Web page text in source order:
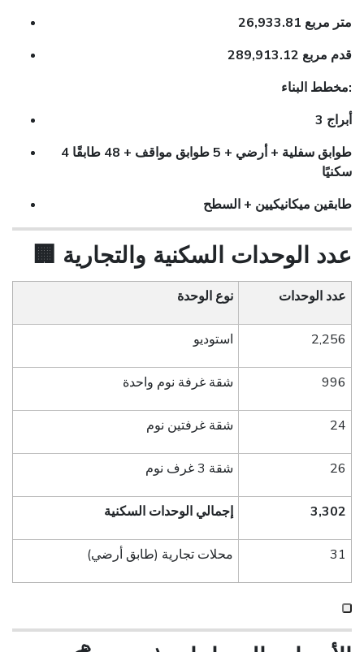
26,933.81 متر مربع
289,913.12 قدم مربع
مخطط البناء:
3 أبراج
4 طوابق سفلية + أرضي + 5 طوابق مواقف + 48 طابقًا
سكنيًا
طابقين ميكانيكيين + السطح
🏢 عدد الوحدات السكنية والتجارية
نوع الوحدة عدد الوحدات
استوديو 2,256
شقة غرفة نوم واحدة 996
شقة غرفتين نوم 24
شقة 3 غرف نوم 26
إجمالي الوحدات السكنية 3,302
محلات تجارية (طابق أرضي) 31